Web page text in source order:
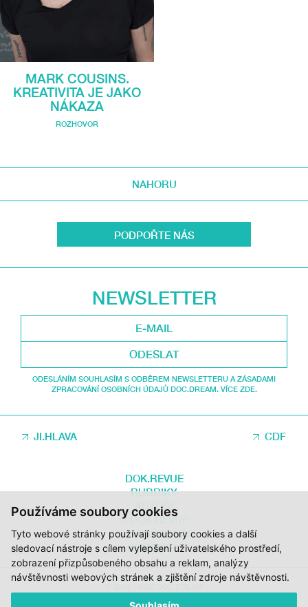
Používáme soubory cookies
Tyto webové stránky používají soubory cookies a další
sledovací nástroje s cílem vylepšení uživatelského prostředí,
zobrazení přizpůsobeného obsahu a reklam, analýzy
návštěvnosti webových stránek a zjištění zdroje návštěvnosti.
MARK COUSINS.
KREATIVITA JE JAKO
NÁKAZA
ROZHOVOR
NAHORU
PODPOŘTE NÁS
NEWSLETTER
ODESLAT
ODESLÁNÍM SOUHLASÍM S ODBĚREM NEWSLETTERU A ZÁSADAMI
ZPRACOVÁNÍ OSOBNÍCH ÚDAJŮ DOC.DREAM. VÍCE ZDE.
JI.HLAVA CDF
DOK.REVUE
RUBRIKY
AUTOŘI
O DOK.REVUE
PODPOŘTE NÁS
KONTAKTY